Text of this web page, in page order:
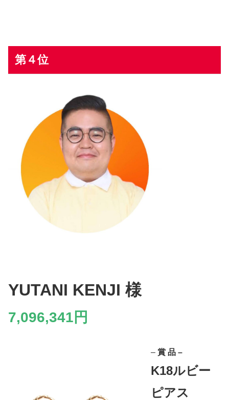
第４位
YUTANI KENJI 様
7,096,341円
– 賞 品 –
K18ルビー
ピアス